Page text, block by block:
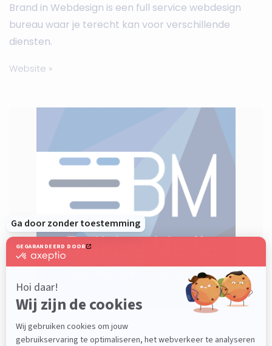
Brand in Webdesign is een full service webdesign
bureau waar je terecht kan voor verschillende
diensten.
Website »
Bulldog Media